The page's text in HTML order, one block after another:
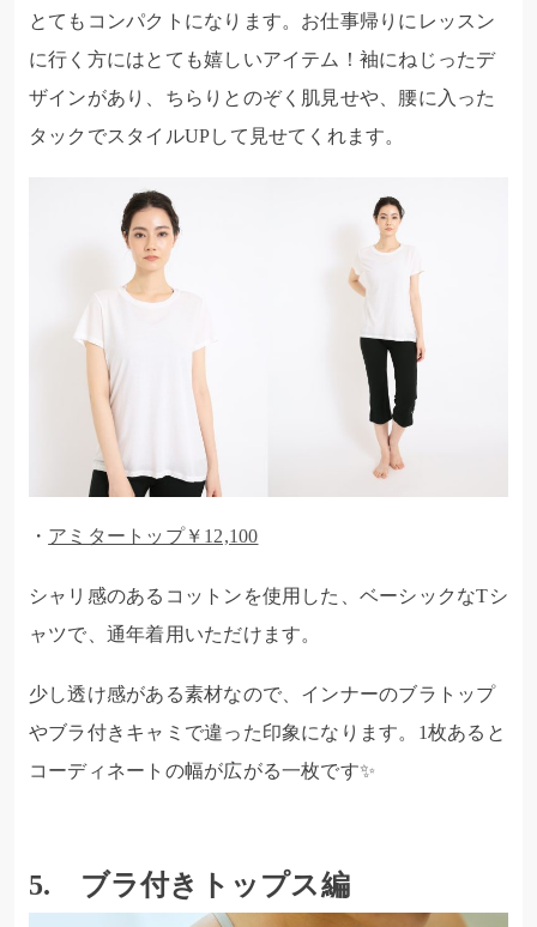
とてもコンパクトになります。お仕事帰りにレッスン
に行く方にはとても嬉しいアイテム！袖にねじったデ
ザインがあり、ちらりとのぞく肌見せや、腰に入った
タックでスタイルUPして見せてくれます。
・ アミタートップ￥12,100
シャリ感のあるコットンを使用した、ベーシックなTシ
ャツで、通年着用いただけます。
少し透け感がある素材なので、インナーのブラトップ
やブラ付きキャミで違った印象になります。1枚あると
コーディネートの幅が広がる一枚です✨
5. ブラ付きトップス編